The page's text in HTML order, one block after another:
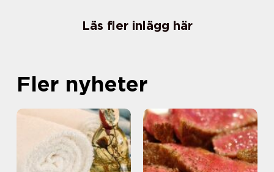
Läs fler inlägg här
Fler nyheter